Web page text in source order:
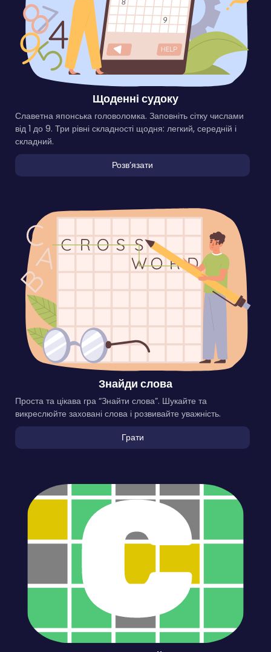
Щоденні судоку
Славетна японська головоломка. Заповніть сітку числами
від 1 до 9. Три рівні складності щодня: легкий, середній і
складний.
Розвʼязати
Знайди слова
Проста та цікава гра “Знайти слова”. Шукайте та
викреслюйте заховані слова і розвивайте уважність.
Грати